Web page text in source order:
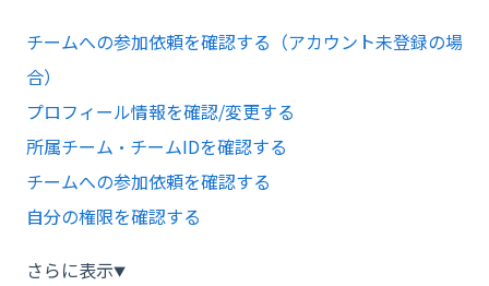
チームへの参加依頼を確認する（アカウント未登録の場
合）
プロフィール情報を確認/変更する
所属チーム・チームIDを確認する
チームへの参加依頼を確認する
自分の権限を確認する
さらに表示▼